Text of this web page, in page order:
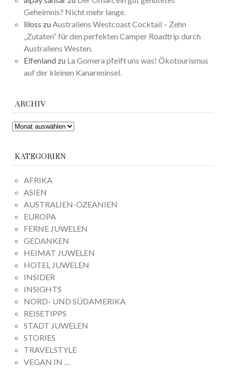
Geheimnis? Nicht mehr lange.
liloss zuAustraliens Westcoast Cocktail – Zehn
„Zutaten“ für den perfekten Camper Roadtrip durch
Australiens Westen.
Elfenland zu La Gomera pfeift uns was! Ökotourismus
auf der kleinen Kanareninsel.
ARCHIV
ARCHIV
KATEGORIEN
AFRIKA
ASIEN
AUSTRALIEN-OZEANIEN
EUROPA
FERNE JUWELEN
GEDANKEN
HEIMAT JUWELEN
HOTEL JUWELEN
INSIDER
INSIGHTS
NORD- UND SÜDAMERIKA
REISETIPPS
STADT JUWELEN
STORIES
TRAVELSTYLE
VEGAN IN …